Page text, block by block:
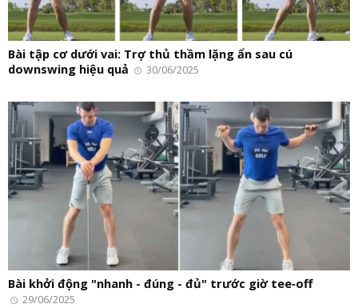
Bài tập cơ dưới vai: Trợ thủ thầm lặng ẩn sau cú
downswing hiệu quả
30/06/2025
Bài khởi động "nhanh - đúng - đủ" trước giờ tee‑off
29/06/2025